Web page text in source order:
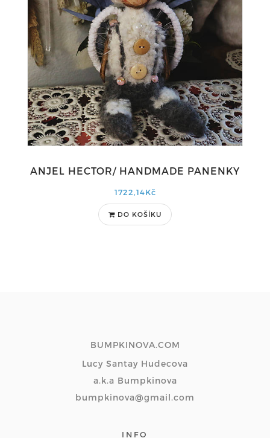
ANJEL HECTOR/ HANDMADE PANENKY
1722,14Kč
DO KOŠÍKU
BUMPKINOVA.COM
Lucy Santay Hudecova
a.k.a Bumpkinova
bumpkinova@gmail.com
INFO